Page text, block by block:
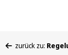
befinden
zurück zu: